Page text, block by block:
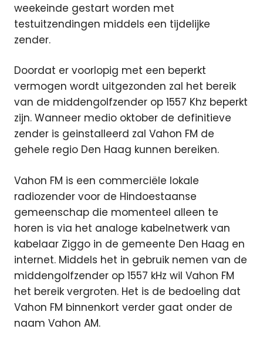
weekeinde gestart worden met
testuitzendingen middels een tijdelijke
zender.
Doordat er voorlopig met een beperkt
vermogen wordt uitgezonden zal het bereik
van de middengolfzender op 1557 Khz beperkt
zijn. Wanneer medio oktober de definitieve
zender is geinstalleerd zal Vahon FM de
gehele regio Den Haag kunnen bereiken.
Vahon FM is een commerciële lokale
radiozender voor de Hindoestaanse
gemeenschap die momenteel alleen te
horen is via het analoge kabelnetwerk van
kabelaar Ziggo in de gemeente Den Haag en
internet. Middels het in gebruik nemen van de
middengolfzender op 1557 kHz wil Vahon FM
het bereik vergroten. Het is de bedoeling dat
Vahon FM binnenkort verder gaat onder de
naam Vahon AM.